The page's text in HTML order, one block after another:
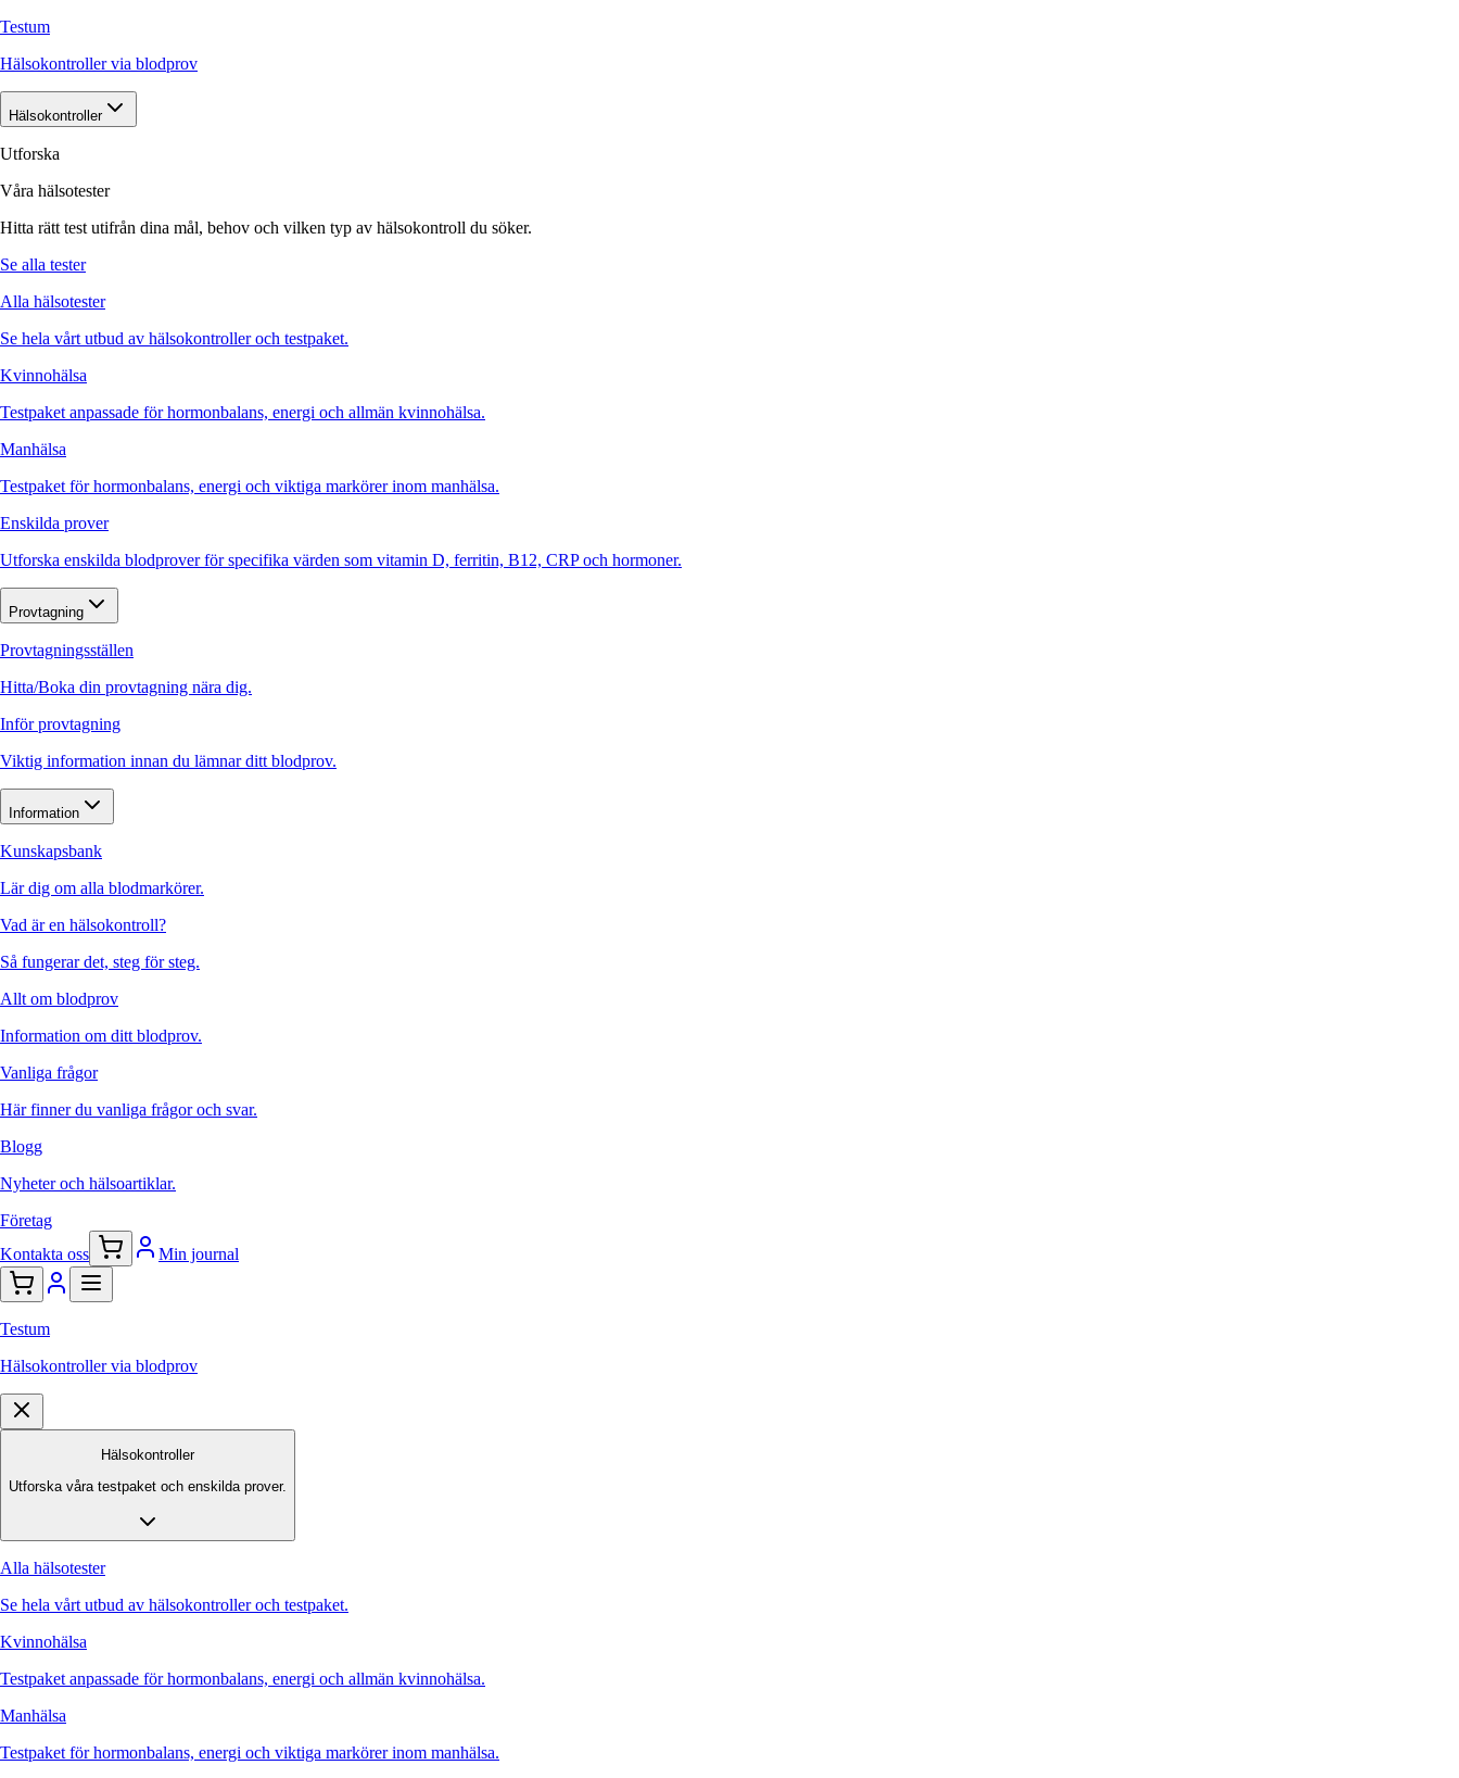
Testum
Hälsokontroller via blodprov
Hälsokontroller
Utforska
Våra hälsotester
Hitta rätt test utifrån dina mål, behov och vilken typ av hälsokontroll du söker.
Se alla tester
Alla hälsotester
Se hela vårt utbud av hälsokontroller och testpaket.
Kvinnohälsa
Testpaket anpassade för hormonbalans, energi och allmän kvinnohälsa.
Manhälsa
Testpaket för hormonbalans, energi och viktiga markörer inom manhälsa.
Enskilda prover
Utforska enskilda blodprover för specifika värden som vitamin D, ferritin, B12, CRP och hormoner.
Provtagning
Provtagningsställen
Hitta/Boka din provtagning nära dig.
Inför provtagning
Viktig information innan du lämnar ditt blodprov.
Information
Kunskapsbank
Lär dig om alla blodmarkörer.
Vad är en hälsokontroll?
Så fungerar det, steg för steg.
Allt om blodprov
Information om ditt blodprov.
Vanliga frågor
Här finner du vanliga frågor och svar.
Blogg
Nyheter och hälsoartiklar.
Företag
Kontakta oss
Min journal
Testum
Hälsokontroller via blodprov
Hälsokontroller
Utforska våra testpaket och enskilda prover.
Alla hälsotester
Se hela vårt utbud av hälsokontroller och testpaket.
Kvinnohälsa
Testpaket anpassade för hormonbalans, energi och allmän kvinnohälsa.
Manhälsa
Testpaket för hormonbalans, energi och viktiga markörer inom manhälsa.